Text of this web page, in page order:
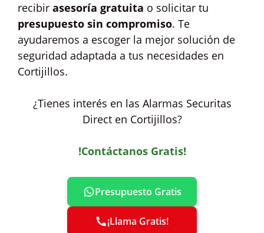
recibir asesoría gratuita o solicitar tu
presupuesto sin compromiso. Te
ayudaremos a escoger la mejor solución de
seguridad adaptada a tus necesidades en
Cortijillos.
¿Tienes interés en las Alarmas Securitas
Direct en Cortijillos?
!Contáctanos Gratis!
Presupuesto Gratis
¡Llama Gratis!